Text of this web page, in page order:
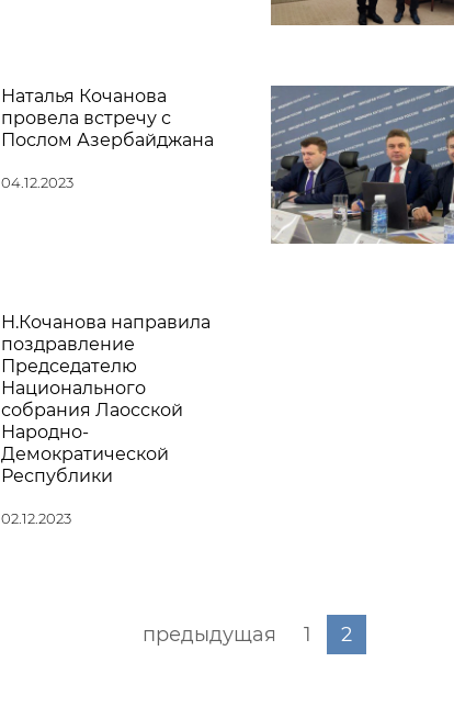
Наталья Кочанова
провела встречу с
Послом Азербайджана
04.12.2023
Н.Кочанова направила
поздравление
Председателю
Национального
собрания Лаосской
Народно-
Демократической
Республики
02.12.2023
предыдущая 1 2